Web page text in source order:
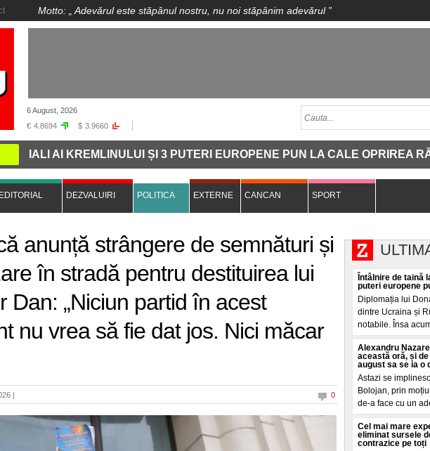
Motto: „ Adevărul este stăpânul nostru, nu noi stăpânim adevărul”
6 August, 2026
€ 4.8694 $ 3.9660
AI KREMLINULUI ȘI 3 PUTERI EUROPENE PUN LA CALE OPRIREA
EDITORIAL DEZVALUIRI POLITICA EXTERNE CANCAN SPORT
anunță strângere de semnături și
în stradă pentru destituirea lui
Dan: „Niciun partid în acest
nu vrea să fie dat jos. Nici măcar
| 0
Întâlnire de taină
puteri europene
Diplomația lui
dintre Ucraina și
notabile. Însa
Alexandru
această oră, și de
august sa se ia o
Astazi se
Bolojan, prin
de-a face cu un
Cel mai mare
eliminat sursele
contrazice pe toți